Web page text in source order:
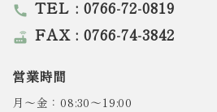
call TEL : 0766-72-0819
router FAX : 0766-74-3842
営業時間
月～金：08:30～19:00